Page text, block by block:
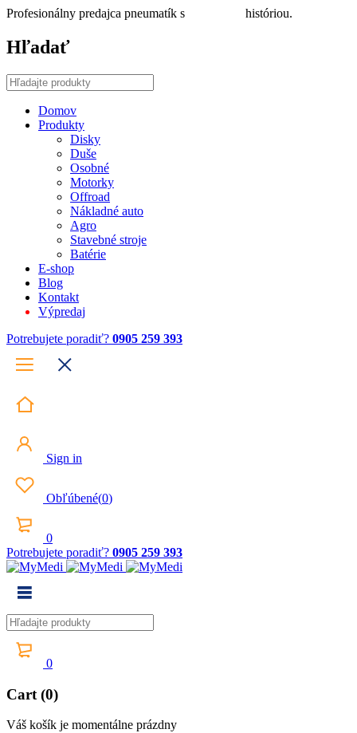
Profesionálny predajca pneumatík s históriou.
Hľadať
Domov
Produkty
Disky
Duše
Osobné
Motorky
Offroad
Nákladné auto
Agro
Stavebné stroje
Batérie
E-shop
Blog
Kontakt
Výpredaj
Potrebujete poradiť? 0905 259 393
Sign in
Obľúbené(0)
0
Potrebujete poradiť? 0905 259 393
0
Cart (0)
Váš košík je momentálne prázdny